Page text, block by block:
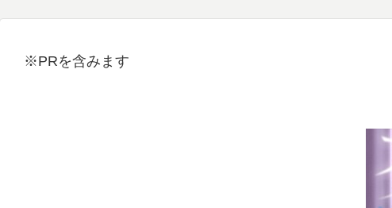
※PRを含みます